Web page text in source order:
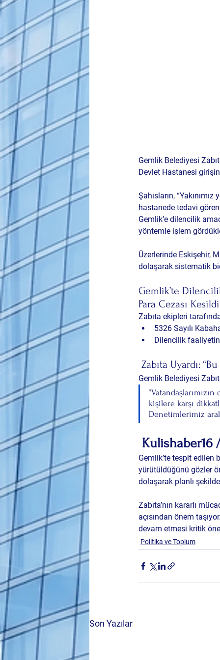
Gemlik Belediyesi
Devlet Hastanesi
Şahısların, “Yakınımız
hastanede tedavi gören
Gemlik’e dilencilik
yöntemle işlem
Üzerlerinde Eskişehir,
dolaşarak sistematik
Gemlik’te
Para Cezası Kesildi
Zabıta ekipleri
5326 Sayılı
Dilencilik
Zabıta Uyardı:
Gemlik Belediyesi
kişilere karşı
Denetimlerimiz
Kulishaber16
Gemlik’te tespit edilen
yürütüldüğünü gözler
dolaşarak planlı
Zabıta’nın kararlı
açısından önem taşıyor
devam etmesi kritik
Politika ve Toplum
Son Yazılar